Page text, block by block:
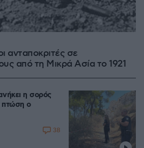
ανταποκριτές σε
από τη Μικρά Ασία το 1921
η σορός
πτώση ο
38